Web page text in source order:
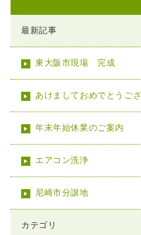
最新記事
東大阪市現場 完成
あけましておめでとうご
年末年始休業のご案内
エアコン洗浄
尼崎市分譲地
カテゴリ